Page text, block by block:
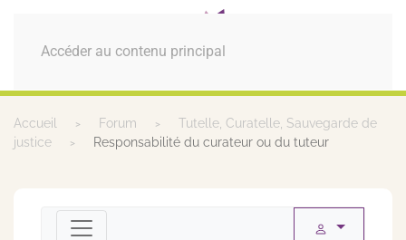
Accéder au contenu principal
MENU
Accueil Forum
Tutelle, Curatelle, Sauvegarde de
justice
Responsabilité du curateur ou du tuteur